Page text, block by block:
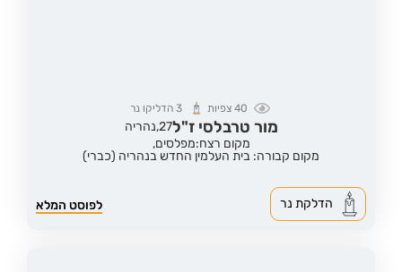
40 צפיות 3הדליקו נר
מור טרבלסי ז"ל27, נהריה
מקום רצח:מפלסים,
מקום קבורה: בית העלמין החדש בנהריה (כברי)
לפוסט המלא הדלקת נר